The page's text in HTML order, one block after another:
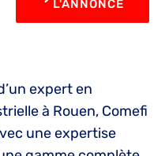
L'ANNONCE
expert en
à Rouen, Comefi
une expertise